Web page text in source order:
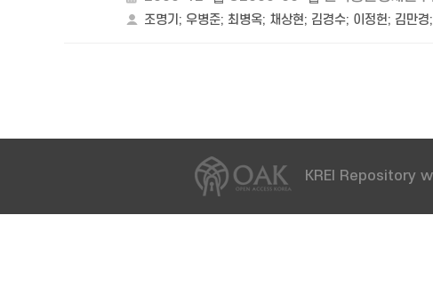
조명기 ; 우병준; 최병옥; 채상현; 김경수; 이정헌; 김만경;
KREI Repository